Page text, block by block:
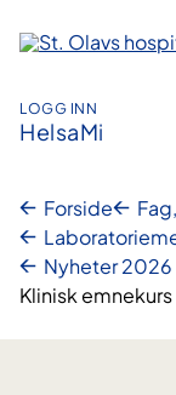
innhold
LOGG INN
HelsaMi
Forside
Nyheter 2026
Klinisk